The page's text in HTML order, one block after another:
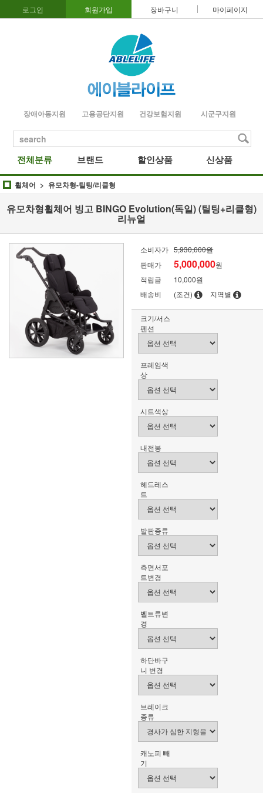
로그인 회원가입 장바구니 마이페이지
장애아동지원 고용공단지원 건강보험지원 시군구지원
search
전체분류 브랜드 할인상품 신상품
휠체어 유모차형-틸팅/리클형
유모차형휠체어 빙고 BINGO Evolution(독일) (틸팅+리클형)
리뉴얼
소비자가 5,930,000원
판매가
5,000,000원
적립금
10,000원
배송비
(조건) 지역별
크기/서스
펜션
프레임색
상
시트색상
내전봉
헤드레스
트
발판종류
측면서포
트변경
벨트류변
경
하단바구
니 변경
브레이크
종류
캐노피 빼
기